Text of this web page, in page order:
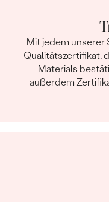
Mit jedem unserer
Qualitätszertifikat,
Materials
außerdem